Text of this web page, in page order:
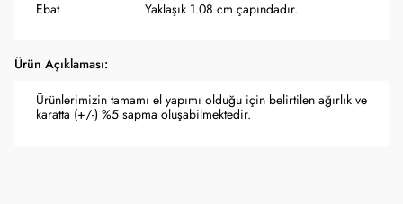
Ebat Yaklaşık 1.08 cm çapındadır.
Ürün Açıklaması:
Ürünlerimizin tamamı el yapımı olduğu için belirtilen ağırlık ve
karatta (+/-) %5 sapma oluşabilmektedir.